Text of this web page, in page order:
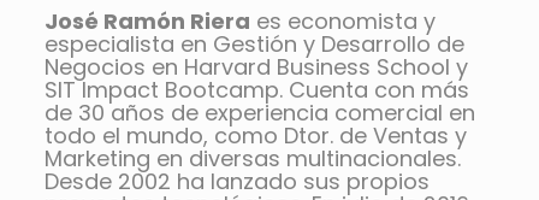
José Ramón Riera es economista y
especialista en Gestión y Desarrollo de
Negocios en Harvard Business School y
SIT Impact Bootcamp. Cuenta con más
de 30 años de experiencia comercial en
todo el mundo, como Dtor. de Ventas y
Marketing en diversas multinacionales.
Desde 2002 ha lanzado sus propios